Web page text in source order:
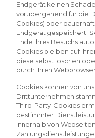
Endgerät keinen
vorübergehend für die
Cookies) oder
Endgerät gespeichert.
Ende Ihres Besuchs
Cookies bleiben auf
diese selbst löschen
durch Ihren
Cookies können von
Drittunternehmen
Third-Party-Cookies
bestimmter
innerhalb von